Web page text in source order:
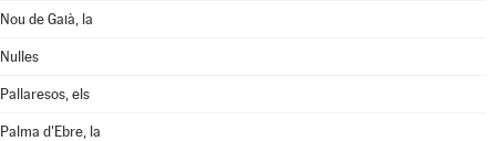
Nou de Gaià, la
Nulles
Pallaresos, els
Palma d'Ebre, la